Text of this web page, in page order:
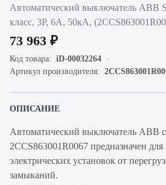
Автоматический выключатель ABB
класс, 3P, 6А, 50кА,
73 963 ₽
Код товара: iD-00032264
Артикул производителя:
ОПИСАНИЕ
Автоматический выключатель ABB
2CCS863001R0067 предназначен
электрических установок от
замыканий.